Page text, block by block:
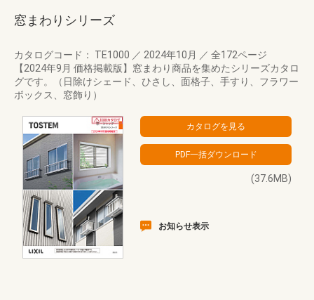
窓まわりシリーズ
カタログコード： TE1000 ／ 2024年10月 ／ 全172ページ
【2024年9月 価格掲載版】窓まわり商品を集めたシリーズカタロ
グです。（日除けシェード、ひさし、面格子、手すり、フラワー
ボックス、窓飾り）
(37.6MB)
お知らせ表示